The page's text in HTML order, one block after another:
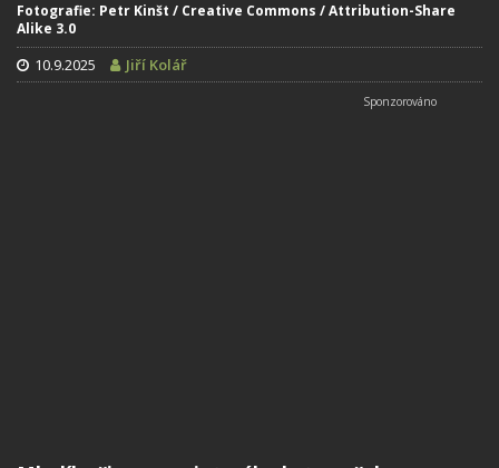
Fotografie: Petr Kinšt / Creative Commons / Attribution-Share
Alike 3.0
10.9.2025 Jiří Kolář